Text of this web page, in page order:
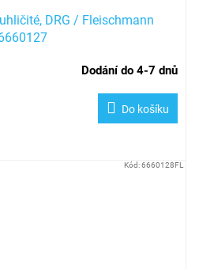
DRG / Fleischmann
Dodání do 4-7 dnů
Do košíku
Kód:6660128FL